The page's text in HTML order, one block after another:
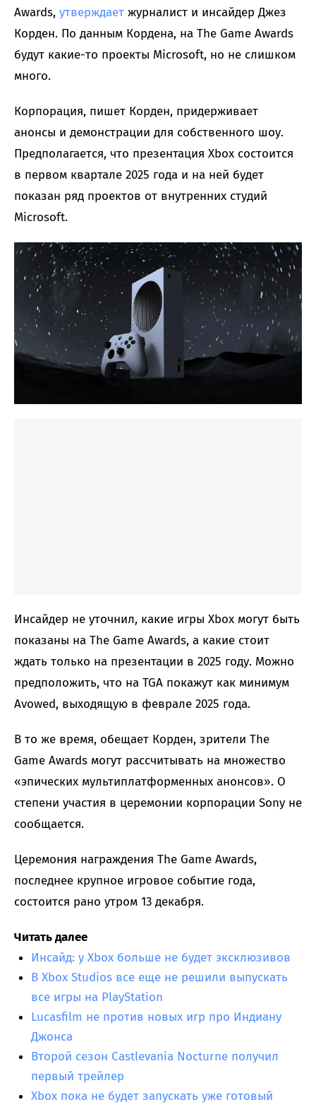
Awards, утверждает журналист и инсайдер Джез
Корден. По данным Кордена, на The Game Awards
будут какие-то проекты Microsoft, но не слишком
много.
Корпорация, пишет Корден, придерживает
анонсы и демонстрации для собственного шоу.
Предполагается, что презентация Xbox состоится
в первом квартале 2025 года и на ней будет
показан ряд проектов от внутренних студий
Microsoft.
Инсайдер не уточнил, какие игры Xbox могут быть
показаны на The Game Awards, а какие стоит
ждать только на презентации в 2025 году. Можно
предположить, что на TGA покажут как минимум
Avowed, выходящую в феврале 2025 года.
В то же время, обещает Корден, зрители The
Game Awards могут рассчитывать на множество
«эпических мультиплатформенных анонсов». О
степени участия в церемонии корпорации Sony не
сообщается.
Церемония награждения The Game Awards,
последнее крупное игровое событие года,
состоится рано утром 13 декабря.
Читать далее
Инсайд: у Xbox больше не будет эксклюзивов
В Xbox Studios все еще не решили выпускать
все игры на PlayStation
Lucasfilm не против новых игр про Индиану
Джонса
Второй сезон Castlevania Nocturne получил
первый трейлер
Xbox пока не будет запускать уже готовый